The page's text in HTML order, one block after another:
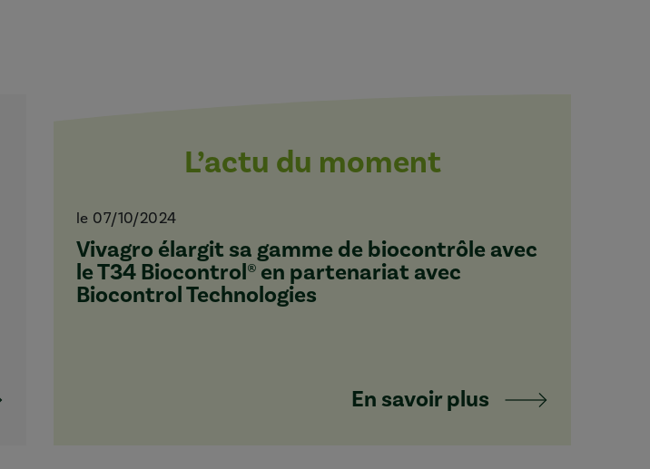
L’actu du moment
le 07/10/2024
Vivagro élargit sa gamme de biocontrôle avec
le T34 Biocontrol® en partenariat avec
Biocontrol Technologies
En savoir plus